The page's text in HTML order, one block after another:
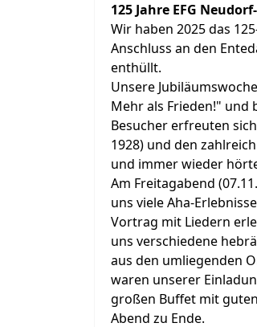
125 Jahre EFG
Wir haben 2025 das
Anschluss an den
enthüllt.
Unsere
Mehr als Frieden!" und
Besucher erfreuten
1928) und den
und immer wieder
Am Freitagabend
uns viele Aha-
Vortrag mit Liedern
uns verschiedene
aus den umliegenden
waren unserer
großen Buffet mit
Abend zu Ende.